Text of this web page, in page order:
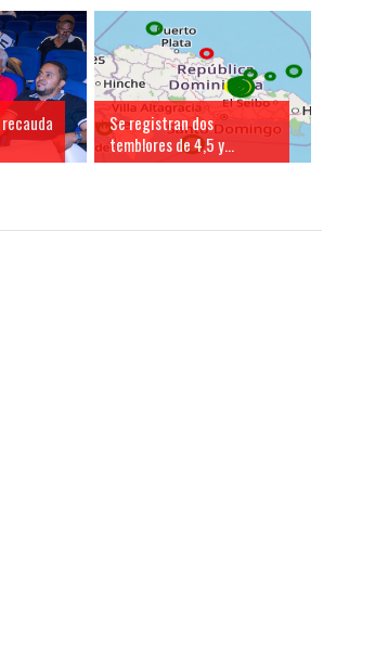
Se registran dos
temblores de 4,5 y...